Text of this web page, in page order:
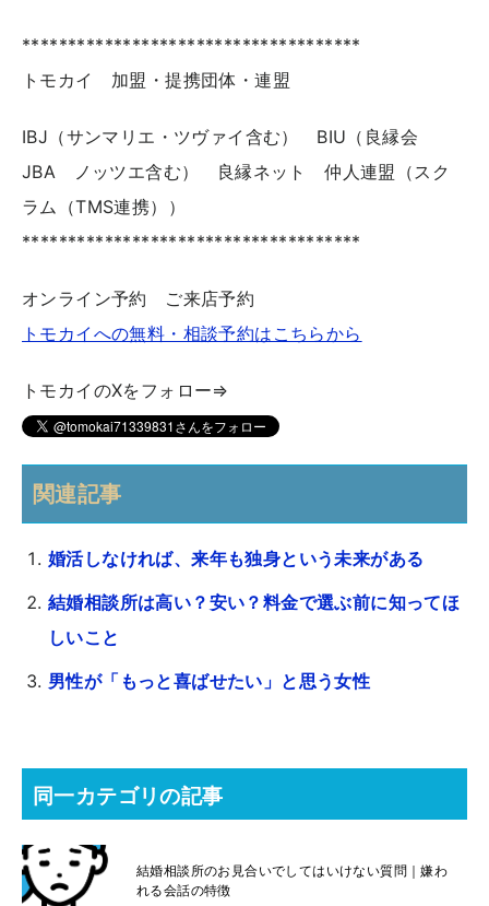
*************************************
トモカイ 加盟・提携団体・連盟
IBJ（サンマリエ・ツヴァイ含む） BIU（良縁会
JBA ノッツエ含む） 良縁ネット 仲人連盟（スク
ラム（TMS連携））
*************************************
オンライン予約 ご来店予約
トモカイへの無料・相談予約はこちらから
トモカイのXをフォロー⇒
関連記事
婚活しなければ、来年も独身という未来がある
結婚相談所は高い？安い？料金で選ぶ前に知ってほ
しいこと
男性が「もっと喜ばせたい」と思う女性
同一カテゴリの記事
結婚相談所のお見合いでしてはいけない質問｜嫌わ
れる会話の特徴